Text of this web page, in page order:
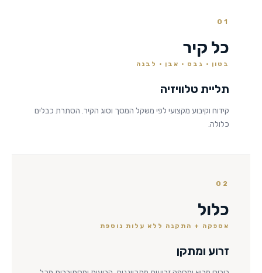
01
כל קיר
בטון · גבס · אבן · לבנה
תליית טלוויזיה
קידוח וקיבוע מקצועי לפי משקל המסך וסוג הקיר. הסתרת כבלים
כלולה.
02
כלול
אספקה + התקנה ללא עלות נוספת
זרוע ומתקן